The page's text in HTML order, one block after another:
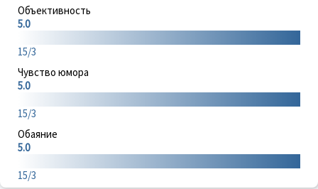
Объективность
5.0
15/3
Чувство юмора
5.0
15/3
Обаяние
5.0
15/3